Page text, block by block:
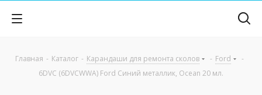
Главная - Каталог - Карандаши для ремонта сколов - Ford
-
6DVC (6DVCWWA) Ford Синий металлик, Ocean 20 мл.